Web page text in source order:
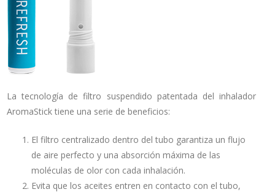
La tecnología de filtro suspendido patentada del inhalador
AromaStick tiene una serie de beneficios:
El filtro centralizado dentro del tubo garantiza un flujo
de aire perfecto y una absorción máxima de las
moléculas de olor con cada inhalación.
Evita que los aceites entren en contacto con el tubo,